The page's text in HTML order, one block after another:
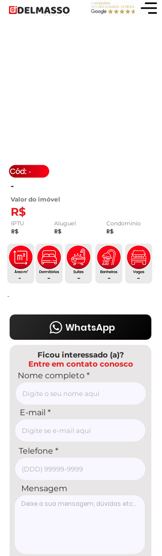
-
Valor do imóvel
R$
-
IPTU
R$
Aluguel Condomínio
R$ R$
-
-
- - -
-
WhatsApp
Ficou interessado (a)?
Entre em contato conosco
Nome completo
E-mail
Telefone
Mensagem